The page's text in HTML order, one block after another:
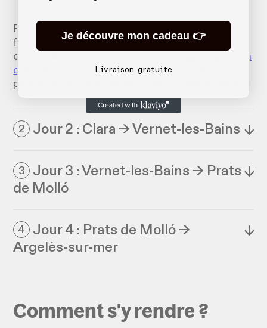
Pour dormir en bivouac, montez au refuge
forestier de la Moulin (4 places). Pour dormir au
chaud, réservez une chambre aux
Loges du Jardin
d’Aymeric
. Comptez 100€ la nuit pour deux
personnes en haute saison (76€ en basse saison).
2 Jour 2 : Clara → Vernet-les-Bains ↓
3
Jour 3 : Vernet-les-Bains → Prats
de Molló
↓
4
Jour 4 : Prats de Molló →
Argelès-sur-mer
↓
Comment s'y rendre ?
Je découvre mon cadeau 👉
Livraison gratuite